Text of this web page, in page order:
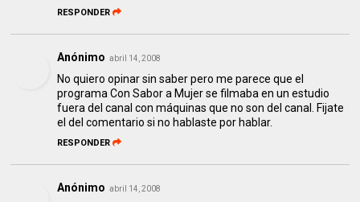
RESPONDER
Anónimo abril 14, 2008
No quiero opinar sin saber pero me parece que el
programa Con Sabor a Mujer se filmaba en un estudio
fuera del canal con máquinas que no son del canal. Fijate
el del comentario si no hablaste por hablar.
RESPONDER
Anónimo abril 14, 2008